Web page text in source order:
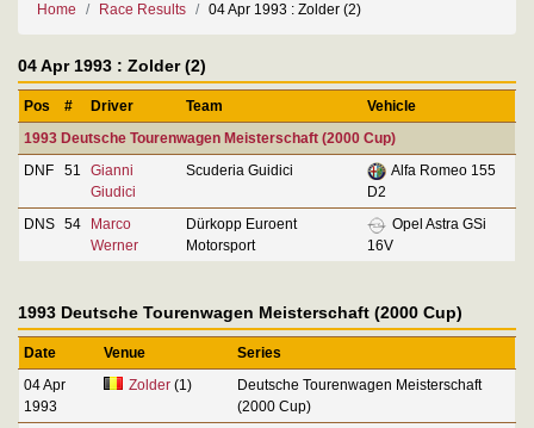
Home Race Results 04 Apr 1993 : Zolder (2)
04 Apr 1993 : Zolder (2)
Pos # Driver Team
Vehicle
1993 Deutsche Tourenwagen Meisterschaft (2000 Cup)
DNF
51
Gianni
Giudici
Scuderia Guidici
Alfa Romeo 155
D2
DNS 54
Marco
Werner
Dürkopp Euroent
Motorsport
Opel Astra GSi
16V
1993 Deutsche Tourenwagen Meisterschaft (2000 Cup)
Date Venue
Series
04 Apr
1993
Zolder(1)
Deutsche Tourenwagen Meisterschaft
(2000 Cup)